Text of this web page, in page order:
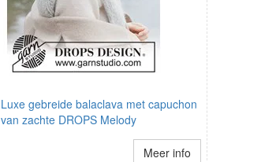
Luxe gebreide balaclava met capuchon
van zachte DROPS Melody
Meer info